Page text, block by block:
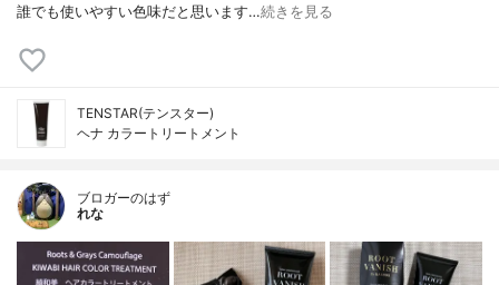
誰でも使いやすい色味だと思います…続きを見る
TENSTAR(テンスター)
ヘナ カラートリートメント
ブロガーのはず
れな